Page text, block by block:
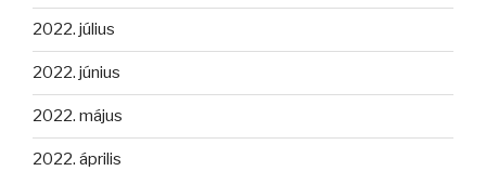
2022. július
2022. június
2022. május
2022. április